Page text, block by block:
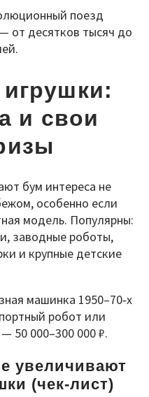
поезд
от десятков тысяч до
и свои
бум интереса не
особенно если
модель. Популярны:
заводные роботы,
и крупные детские
машинка 1950–70‑х
робот или
50 000–300 000 ₽.
увеличивают
(чек‑лист)